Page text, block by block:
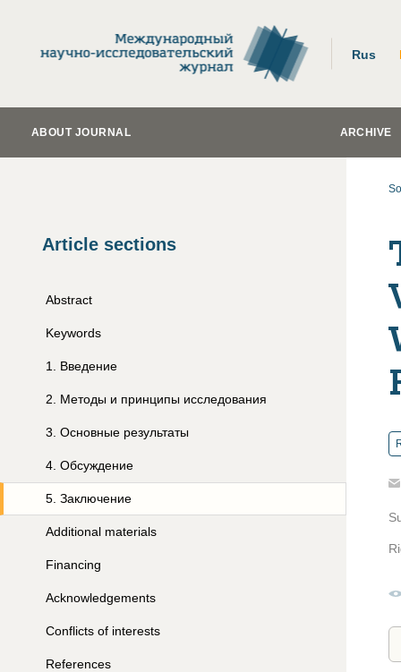
Rus
ABOUT JOURNAL ARCHIVE
Article sections
Abstract
Keywords
1 Введение
2 Методы и принципы исследования
3 Основные результаты
4 Обсуждение
5 Заключение
Additional materials
Financing
Acknowledgements
Conflicts of interests
References